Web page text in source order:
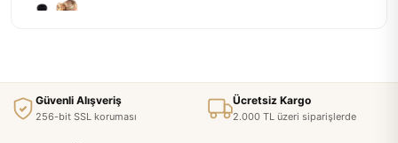
Güvenli Alışveriş
256-bit SSL koruması
Ücretsiz Kargo
2.000 TL üzeri siparişlerde